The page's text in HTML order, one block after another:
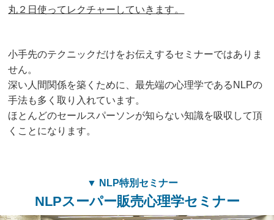
丸２日使ってレクチャーしていきます。
小手先のテクニックだけをお伝えするセミナーではありま
せん。
深い人間関係を築くために、最先端の心理学であるNLPの
手法も多く取り入れています。
ほとんどのセールスパーソンが知らない知識を吸収して頂
くことになります。
▼ NLP特別セミナー
NLPスーパー販売心理学セミナー